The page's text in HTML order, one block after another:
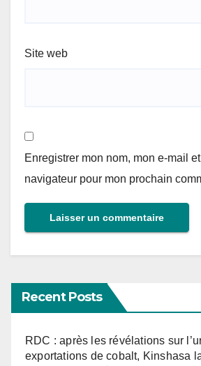
Site web
Enregistrer mon nom, mon e-mail
navigateur pour mon prochain
Recent Posts
RDC : après les révélations sur
exportations de cobalt, Kinshasa